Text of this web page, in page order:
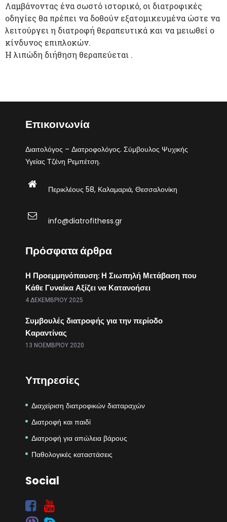
Λαμβάνοντας ένα σωστό ιστορικό, οι διατροφικές
οδηγίες θα πρέπει να δοθούν εξατομικευμένα ώστε να
λειτούργει η διατροφή θεραπευτικά και να μειωθεί ο
κίνδυνος επιπλοκών.
Η λιπώδη διήθηση θεραπεύεται .
Επικοινωνία
Διαιτολόγος – Διατροφολόγος. Σύμβουλος Ψυχικής
Υγείας Τζένη Ρεμπέτση.
Περικλέους 58, Καλαμαριά, Θεσσαλονίκη
info@diatrofithess.gr
Πρόσφατα άρθρα
Η Προεμμηνόπαυση: Η Σιωπηλή Μετάβαση που
Κάθε Γυναίκα Αξίζει να Κατανοήσει
4 ΔΕΚΕΜΒΡΊΟΥ 2025
Συμβουλές διατροφής για την περίοδο
Καραντίνας
13 ΝΟΕΜΒΡΊΟΥ 2020
Υπηρεσίες
Διαχείριση διατροφικών διαταραχών
Διατροφή και παιδί
Διατροφή για απώλεια βάρους
Παθολογικές καταστάσεις
Social